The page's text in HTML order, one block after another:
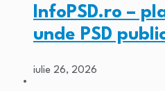
InfoPSD.ro –
unde PSD
iulie 26, 2026